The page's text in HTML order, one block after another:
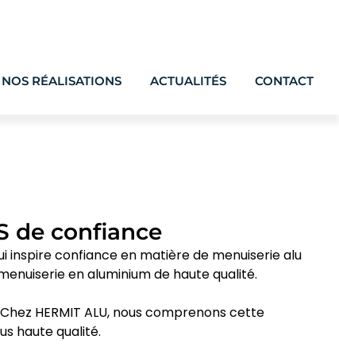
NOS RÉALISATIONS ACTUALITÉS CONTACT
de confiance
inspire confiance en matière de menuiserie alu
en aluminium de haute qualité.
HERMIT ALU, nous comprenons cette
haute qualité.